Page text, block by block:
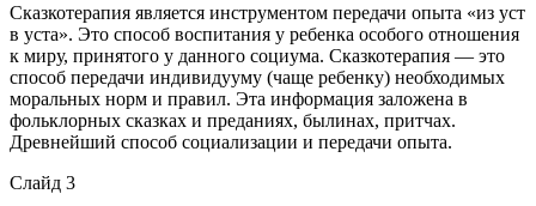
Сказкотерапия является инструментом передачи опыта «из уст
в уста». Это способ воспитания у ребенка особого отношения
к миру, принятого у данного социума. Сказкотерапия — это
способ передачи индивидууму (чаще ребенку) необходимых
моральных норм и правил. Эта информация заложена в
фольклорных сказках и преданиях, былинах, притчах.
Древнейший способ социализации и передачи опыта.
Слайд 3